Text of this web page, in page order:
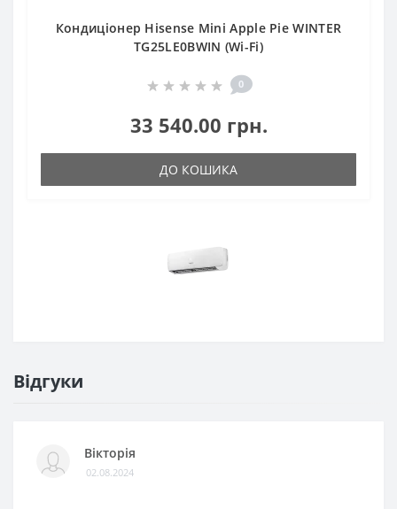
Кондиціонер Hisense Mini Apple Pie WINTER
TG25LE0BWIN (Wi-Fi)
0
33 540.00 грн.
ДО КОШИКА
Відгуки
Вікторія
02.08.2024